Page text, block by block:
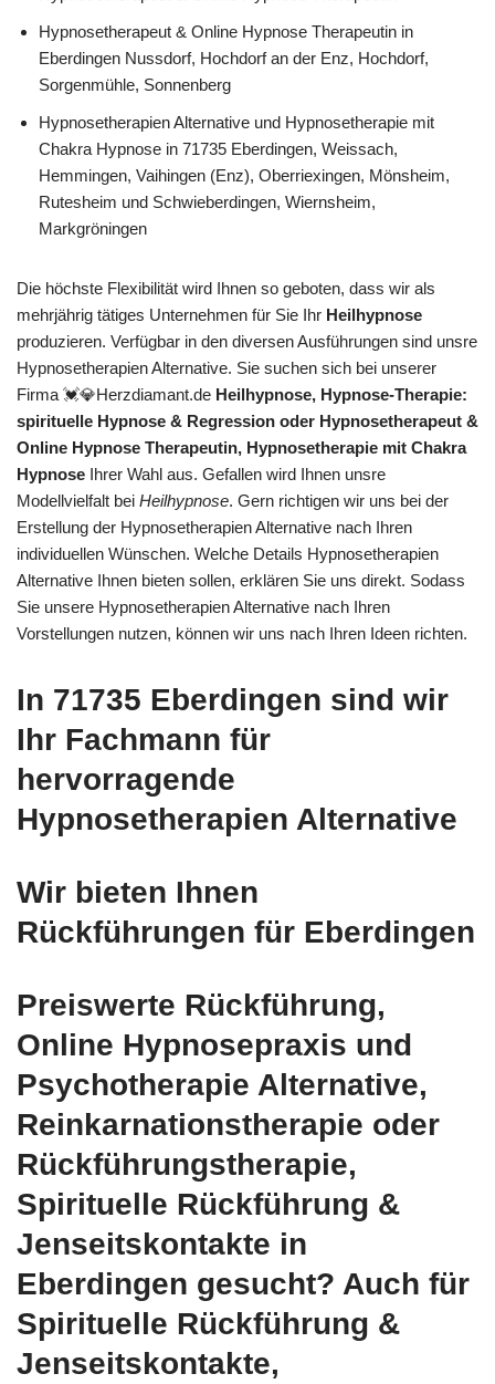
Hypnosetherapeut & Online Hypnose Therapeutin in
Eberdingen Nussdorf, Hochdorf an der Enz, Hochdorf,
Sorgenmühle, Sonnenberg
Hypnosetherapien Alternative und Hypnosetherapie mit
Chakra Hypnose in 71735 Eberdingen, Weissach,
Hemmingen, Vaihingen (Enz), Oberriexingen, Mönsheim,
Rutesheim und Schwieberdingen, Wiernsheim,
Markgröningen
Die höchste Flexibilität wird Ihnen so geboten, dass wir als
mehrjährig tätiges Unternehmen für Sie Ihr Heilhypnose
produzieren. Verfügbar in den diversen Ausführungen sind unsre
Hypnosetherapien Alternative. Sie suchen sich bei unserer
Firma 💓️💎Herzdiamant.de Heilhypnose, Hypnose-Therapie:
spirituelle Hypnose & Regression oder Hypnosetherapeut &
Online Hypnose Therapeutin, Hypnosetherapie mit Chakra
Hypnose Ihrer Wahl aus. Gefallen wird Ihnen unsre
Modellvielfalt bei Heilhypnose. Gern richtigen wir uns bei der
Erstellung der Hypnosetherapien Alternative nach Ihren
individuellen Wünschen. Welche Details Hypnosetherapien
Alternative Ihnen bieten sollen, erklären Sie uns direkt. Sodass
Sie unsere Hypnosetherapien Alternative nach Ihren
Vorstellungen nutzen, können wir uns nach Ihren Ideen richten.
In 71735 Eberdingen sind wir
Ihr Fachmann für
hervorragende
Hypnosetherapien Alternative
Wir bieten Ihnen
Rückführungen für Eberdingen
Preiswerte Rückführung,
Online Hypnosepraxis und
Psychotherapie Alternative,
Reinkarnationstherapie oder
Rückführungstherapie,
Spirituelle Rückführung &
Jenseitskontakte in
Eberdingen gesucht? Auch für
Spirituelle Rückführung &
Jenseitskontakte,